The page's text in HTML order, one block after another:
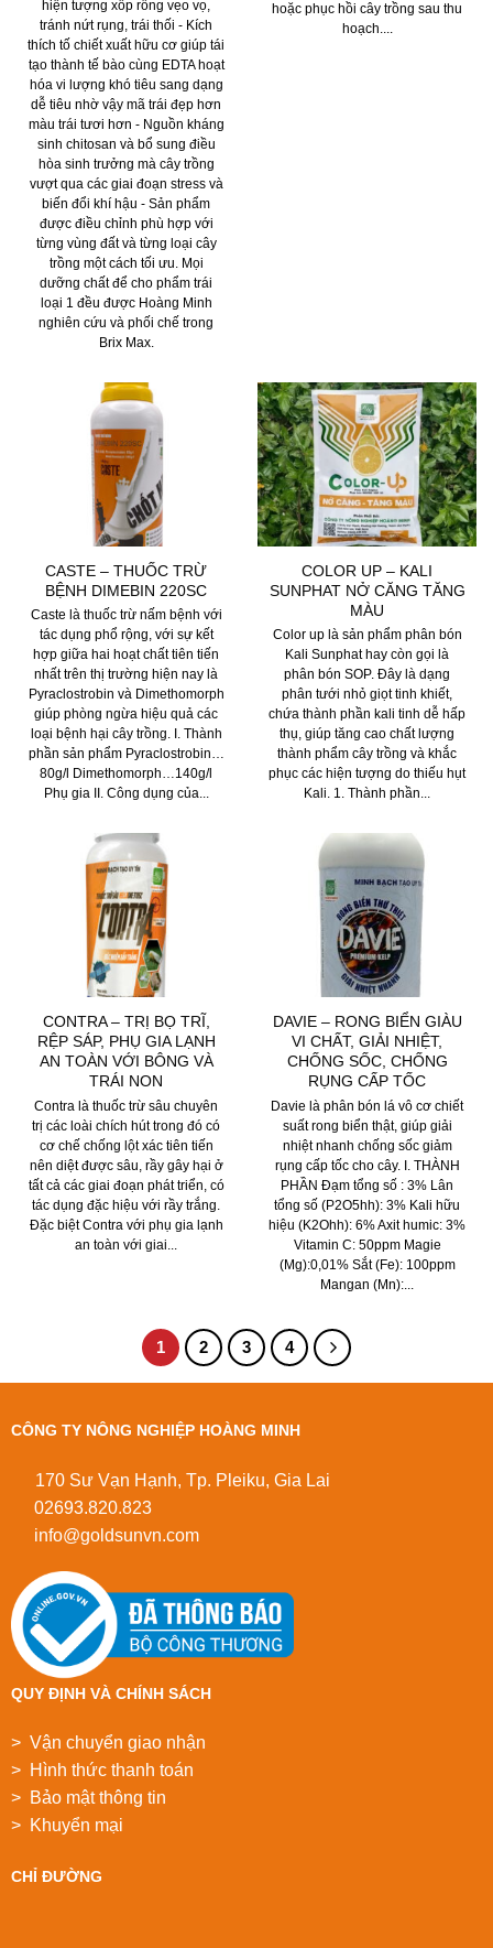
hiện tượng xốp rỗng vẹo vọ,
tránh nứt rụng, trái thối - Kích
thích tố chiết xuất hữu cơ giúp tái
tạo thành tế bào cùng EDTA hoạt
hóa vi lượng khó tiêu sang dạng
dễ tiêu nhờ vậy mã trái đẹp hơn
màu trái tươi hơn - Nguồn kháng
sinh chitosan và bổ sung điều
hòa sinh trưởng mà cây trồng
vượt qua các giai đoạn stress và
biến đổi khí hậu - Sản phẩm
được điều chỉnh phù hợp với
từng vùng đất và từng loại cây
trồng một cách tối ưu. Mọi
dưỡng chất để cho phẩm trái
loại 1 đều được Hoàng Minh
nghiên cứu và phối chế trong
Brix Max.
hoặc phục hồi cây trồng sau thu
hoạch....
CASTE – THUỐC TRỪ
BỆNH DIMEBIN 220SC
Caste là thuốc trừ nấm bệnh với
tác dụng phổ rộng, với sự kết
hợp giữa hai hoạt chất tiên tiến
nhất trên thị trường hiện nay là
Pyraclostrobin và Dimethomorph
giúp phòng ngừa hiệu quả các
loại bệnh hại cây trồng. I. Thành
phần sản phẩm Pyraclostrobin…
80g/l Dimethomorph…140g/l
Phụ gia II. Công dụng của...
COLOR UP – KALI
SUNPHAT NỞ CĂNG TĂNG
MÀU
Color up là sản phẩm phân bón
Kali Sunphat hay còn gọi là
phân bón SOP. Đây là dạng
phân tưới nhỏ giọt tinh khiết,
chứa thành phần kali tinh dễ hấp
thụ, giúp tăng cao chất lượng
thành phẩm cây trồng và khắc
phục các hiện tượng do thiếu hụt
Kali. 1. Thành phần...
CONTRA – TRỊ BỌ TRĨ,
RỆP SÁP, PHỤ GIA LẠNH
AN TOÀN VỚI BÔNG VÀ
TRÁI NON
Contra là thuốc trừ sâu chuyên
trị các loài chích hút trong đó có
cơ chế chống lột xác tiên tiến
nên diệt được sâu, rầy gây hại ở
tất cả các giai đoạn phát triển, có
tác dụng đặc hiệu với rầy trắng.
Đặc biệt Contra với phụ gia lạnh
an toàn với giai...
DAVIE – RONG BIỂN GIÀU
VI CHẤT, GIẢI NHIỆT,
CHỐNG SỐC, CHỐNG
RỤNG CẤP TỐC
Davie là phân bón lá vô cơ chiết
suất rong biển thật, giúp giải
nhiệt nhanh chống sốc giảm
rụng cấp tốc cho cây. I. THÀNH
PHẦN Đạm tổng số : 3% Lân
tổng số (P2O5hh): 3% Kali hữu
hiệu (K2Ohh): 6% Axit humic: 3%
Vitamin C: 50ppm Magie
(Mg):0,01% Sắt (Fe): 100ppm
Mangan (Mn):...
1 2 3 4
CÔNG TY NÔNG NGHIỆP HOÀNG MINH
170 Sư Vạn Hạnh, Tp. Pleiku, Gia Lai
02693.820.823
info@goldsunvn.com
QUY ĐỊNH VÀ CHÍNH SÁCH
> Vận chuyển giao nhận
> Hình thức thanh toán
> Bảo mật thông tin
> Khuyển mại
CHỈ ĐƯỜNG